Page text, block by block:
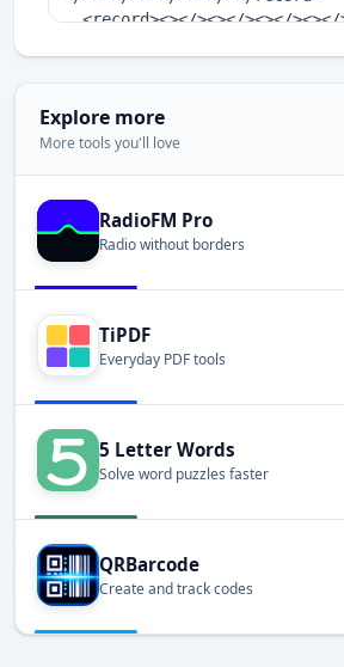
Explore more
More tools you'll love
RadioFM Pro
Radio without borders
TiPDF
Everyday PDF tools
5 Letter Words
Solve word puzzles faster
QRBarcode
Create and track codes